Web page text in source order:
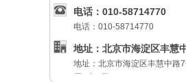
电话：010-58714770
电话：010-58714770
地址：北京市海淀区丰慧
创业
地址：北京市海淀区丰慧中路